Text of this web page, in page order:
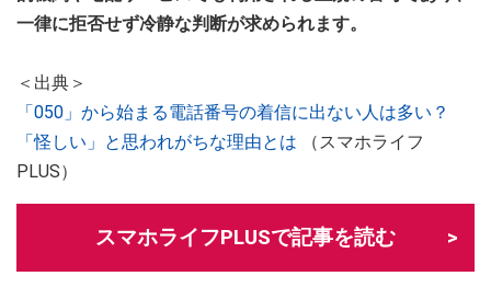
一律に拒否せず冷静な判断が求められます。
＜出典＞
「050」から始まる電話番号の着信に出ない人は多い？
「怪しい」と思われがちな理由とは
（スマホライフ
PLUS）
スマホライフPLUSで記事を読む